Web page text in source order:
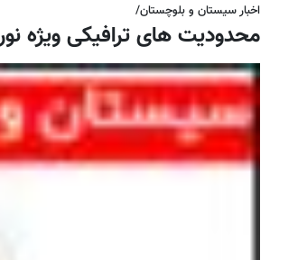
اخبار سیستان و بلوچستان/
محدودیت های ترافیکی ویژه